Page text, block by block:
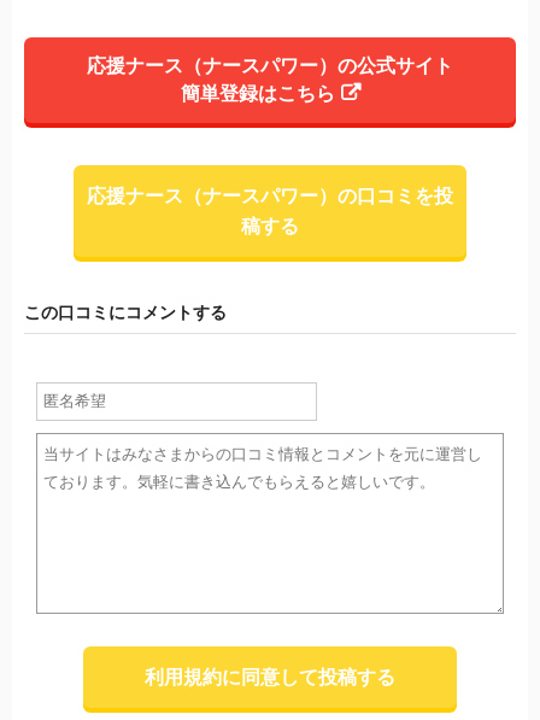
応援ナース（ナースパワー）の公式サイト
簡単登録はこちら
応援ナース（ナースパワー）の口コミを投
稿する
この口コミにコメントする
利用規約に同意して投稿する